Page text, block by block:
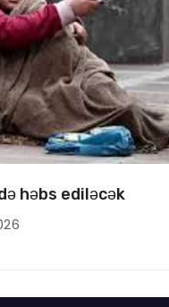
həbs ediləcək